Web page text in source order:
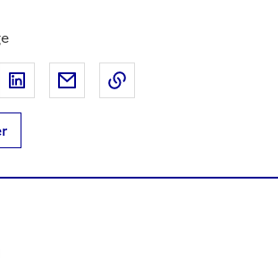
Facebook
sur X
Partager sur LinkedIn
Partager par email